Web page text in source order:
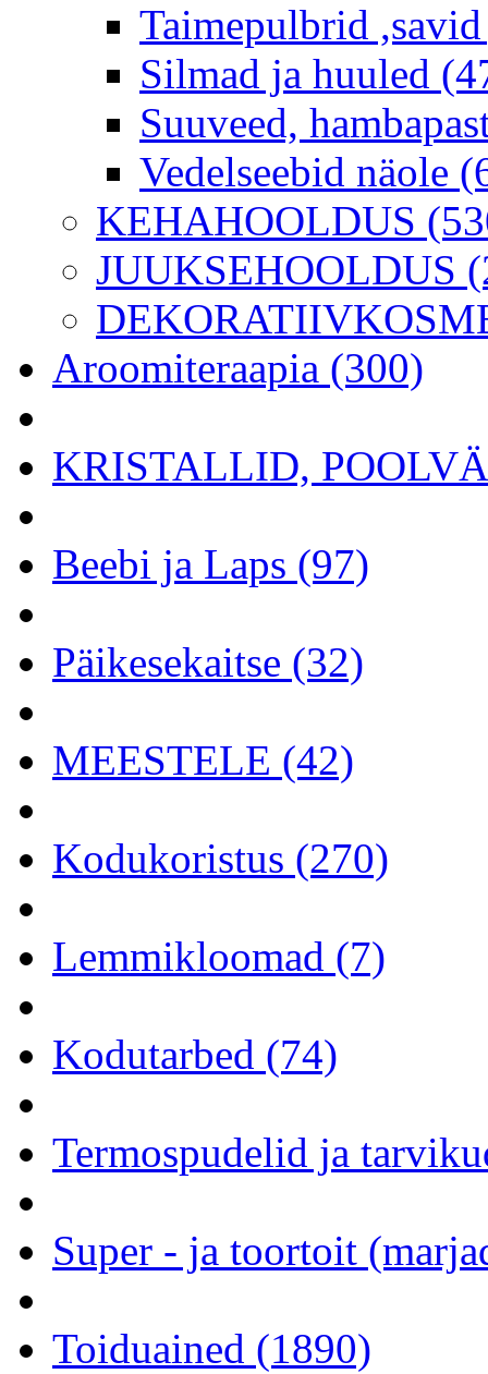
Taimepulbrid
Silmad ja huuled
Suuveed,
Vedelseebid näole
KEHAHOOLDUS
JUUKSEHOOLDUS
Aroomiteraapia (300)
KRISTALLID,
Beebi ja Laps (97)
Päikesekaitse (32)
MEESTELE (42)
Kodukoristus (270)
Lemmikloomad (7)
Kodutarbed (74)
Termospudelid ja
Super - ja toortoit
Toiduained (1890)